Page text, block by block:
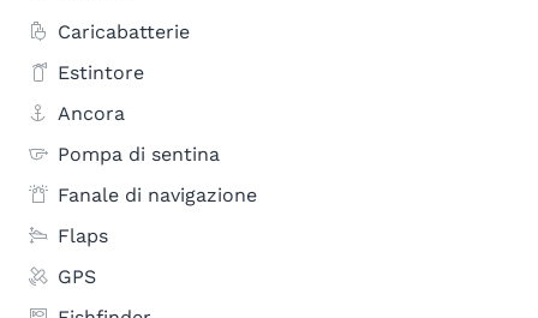
Caricabatterie
Estintore
Ancora
Pompa di sentina
Fanale di navigazione
Flaps
GPS